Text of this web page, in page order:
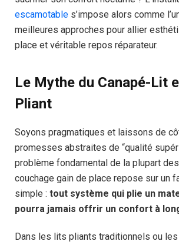
escamotable s’impose alors comme
meilleures approches pour allier
place et véritable repos réparateur.
Le Mythe du Canapé-Lit
Pliant
Soyons pragmatiques et laissons de
promesses abstraites de “qualité
problème fondamental de la plupart
couchage gain de place repose sur un
simple : tout système qui plie un
pourra jamais offrir un confort à
Dans les lits pliants traditionnels ou les